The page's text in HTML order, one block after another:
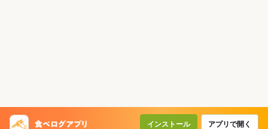
インストール アプリで開く